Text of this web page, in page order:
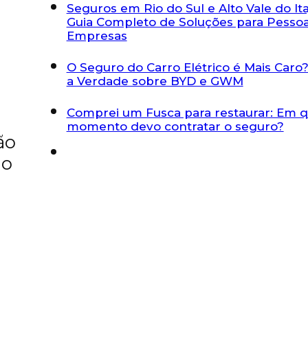
Seguros em Rio do Sul e Alto Vale do
Guia Completo de Soluções para
Empresas
O Seguro do Carro Elétrico é Mais
a Verdade sobre BYD e GWM
Comprei um Fusca para restaurar: Em
momento devo contratar o seguro?